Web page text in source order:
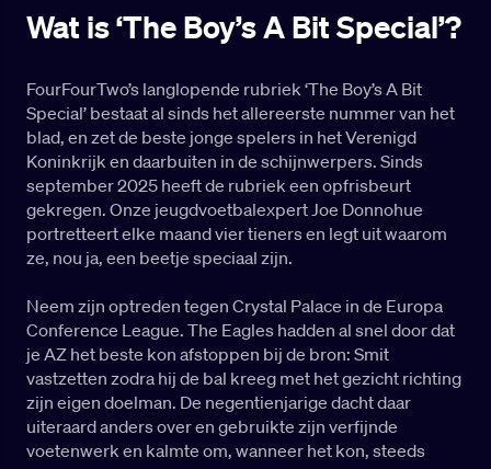
Wat is ‘The Boy’s A Bit Special’?
FourFourTwo’s langlopende rubriek ‘The Boy’s A Bit
Special’ bestaat al sinds het allereerste nummer van het
blad, en zet de beste jonge spelers in het Verenigd
Koninkrijk en daarbuiten in de schijnwerpers. Sinds
september 2025 heeft de rubriek een opfrisbeurt
gekregen. Onze jeugdvoetbalexpert Joe Donnohue
portretteert elke maand vier tieners en legt uit waarom
ze, nou ja, een beetje speciaal zijn.
Neem zijn optreden tegen Crystal Palace in de Europa
Conference League. The Eagles hadden al snel door dat
je AZ het beste kon afstoppen bij de bron: Smit
vastzetten zodra hij de bal kreeg met het gezicht richting
zijn eigen doelman. De negentienjarige dacht daar
uiteraard anders over en gebruikte zijn verfijnde
voetenwerk en kalmte om, wanneer het kon, steeds